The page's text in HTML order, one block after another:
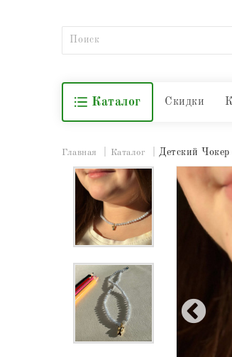
Каталог Скидки
Главная Каталог Детский Чокер